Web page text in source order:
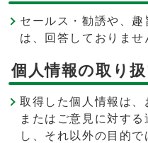
セールス・勧誘や、
は、回答しておりませ
個人情報の取り
取得した個人情報は、
またはご意見に対す
し、それ以外の目的